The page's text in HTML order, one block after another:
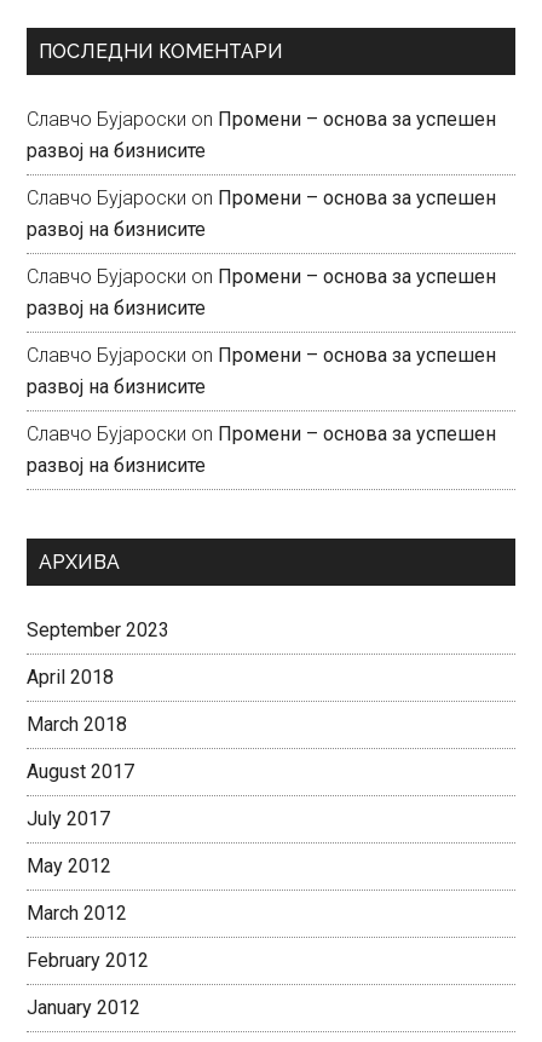
ПОСЛЕДНИ КОМЕНТАРИ
Славчо Бујароски on Промени – основа за успешен
развој на бизнисите
Славчо Бујароски on Промени – основа за успешен
развој на бизнисите
Славчо Бујароски on Промени – основа за успешен
развој на бизнисите
Славчо Бујароски on Промени – основа за успешен
развој на бизнисите
Славчо Бујароски on Промени – основа за успешен
развој на бизнисите
АРХИВА
September 2023
April 2018
March 2018
August 2017
July 2017
May 2012
March 2012
February 2012
January 2012